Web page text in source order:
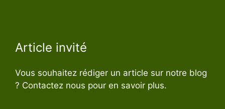
Article invité
Vous souhaitez rédiger un article sur notre blog
? Contactez nous pour en savoir plus.